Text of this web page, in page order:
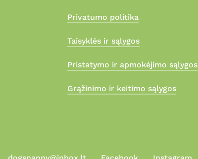
Privatumo politika
Taisyklės ir sąlygos
Pristatymo ir apmokėjimo sąlygos
Grąžinimo ir keitimo sąlygos